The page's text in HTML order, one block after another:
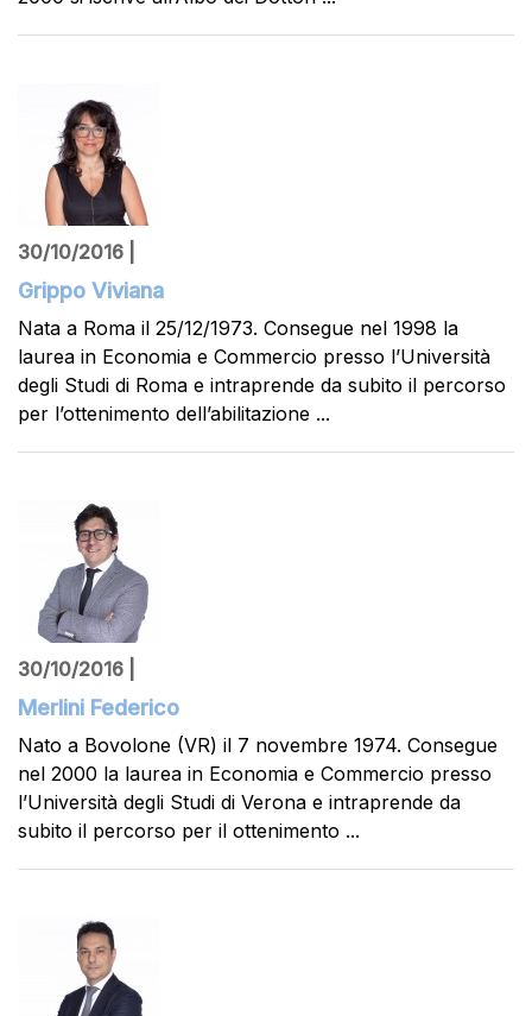
30/10/2016 |
Grippo Viviana
Nata a Roma il 25/12/1973. Consegue nel 1998 la
laurea in Economia e Commercio presso l’Università
degli Studi di Roma e intraprende da subito il percorso
per l’ottenimento dell’abilitazione ...
30/10/2016 |
Merlini Federico
Nato a Bovolone (VR) il 7 novembre 1974. Consegue
nel 2000 la laurea in Economia e Commercio presso
l’Università degli Studi di Verona e intraprende da
subito il percorso per il ottenimento ...